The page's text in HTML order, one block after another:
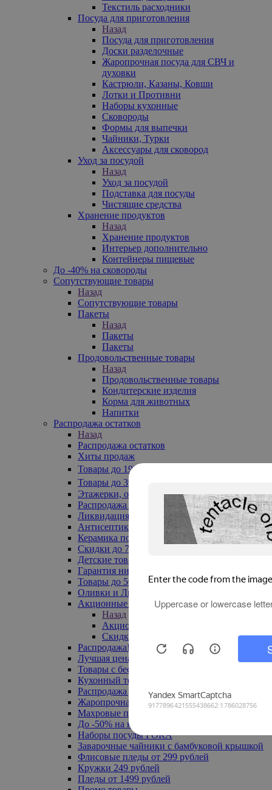
Текстиль расходники
Посуда для приготовления
Назад
Посуда для приготовления
Доски разделочные
Жаропрочная посуда для СВЧ и
духовки
Кастрюли, Казаны, Ковши
Лотки и Противни
Наборы кухонные
Сковороды
Формы для выпечки
Чайники, Турки
Аксессуары для сковород
Уход за посудой
Назад
Уход за посудой
Подставка для посуды
Чистящие средства
Хранение продуктов
Назад
Хранение продуктов
Интерьер дополнительно
Контейнеры пищевые
До -40% на сковороды
Сопутствующие товары
Назад
Сопутствующие товары
Пакеты
Назад
Пакеты
Пакеты
Продовольственные товары
Назад
Продовольственные товары
Кондитерские изделия
Корма для животных
Напитки
Распродажа остатков
Назад
Распродажа остатков
Хиты продаж
Товары до 199₽
Товары до 399₽
Этажерки, обувницы
Распродажа текстиля до -50%
Ликвидация до -70%
Антисептики
Керамика по 129 руб
Скидки до 70%
Детские товары
Гарантия низкой цены
Товары до 500 руб
Оливки и Лимоны
Акционные товары
Назад
Акционные товары
Скидка 20% по промокоду
Распродажа! Ульяновск до -70%
Лучшая цена
Товары с бесплатной доставкой
Кухонный текстиль
Распродажа до -50%
Жаропрочная посуда
Махровые полотенца
До -50% на ковры
Наборы посуды FORA
Заварочные чайники с бамбуковой крышкой
Флисовые пледы от 299 рублей
Кружки 249 рублей
Пледы от 1499 рублей